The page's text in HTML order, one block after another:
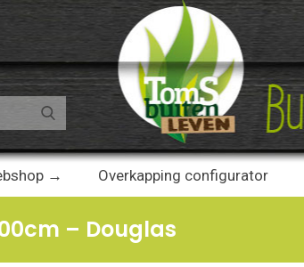
→ Overkapping configurator
– Douglas